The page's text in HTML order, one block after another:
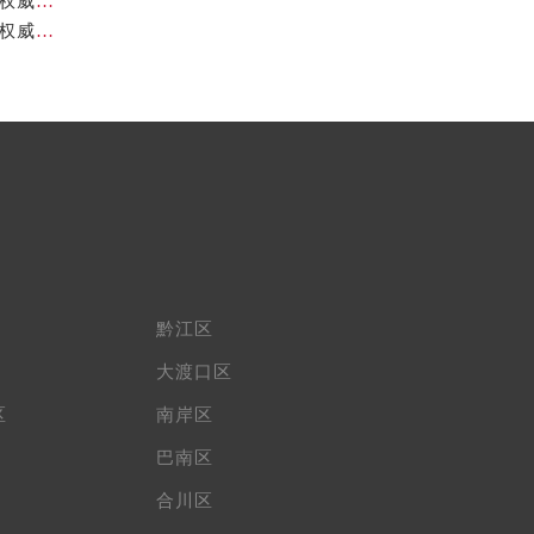
重庆帝舵官方售后服务中心｜官方电话及服务网点地址权威信息公示（2026年7月最新）
黔江区
大渡口区
南岸区
巴南区
合川区